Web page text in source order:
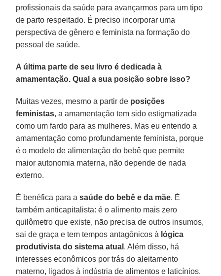
profissionais da saúde para avançarmos para um tipo
de parto respeitado. É preciso incorporar uma
perspectiva de gênero e feminista na formação do
pessoal de saúde.
A última parte de seu livro é dedicada à
amamentação. Qual a sua posição sobre isso?
Muitas vezes, mesmo a partir de posições
feministas, a amamentação tem sido estigmatizada
como um fardo para as mulheres. Mas eu entendo a
amamentação como profundamente feminista, porque
é o modelo de alimentação do bebê que permite
maior autonomia materna, não depende de nada
externo.
É benéfica para asaúde do bebê e da mãe. É
também anticapitalista: é o alimento mais zero
quilômetro que existe, não precisa de outros insumos,
sai de graça e tem tempos antagônicos à lógica
produtivista do sistema atual . Além disso, há
interesses econômicos por trás do aleitamento
materno, ligados à indústria de alimentos e laticínios.